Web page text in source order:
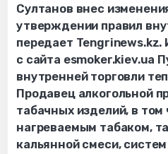
Султанов внес
утверждении правил
передает
с сайта esmoker.kiev.ua
внутренней торговли
Продавец алкогольной
табачных изделий, в том
нагреваемым табаком,
кальянной смеси,